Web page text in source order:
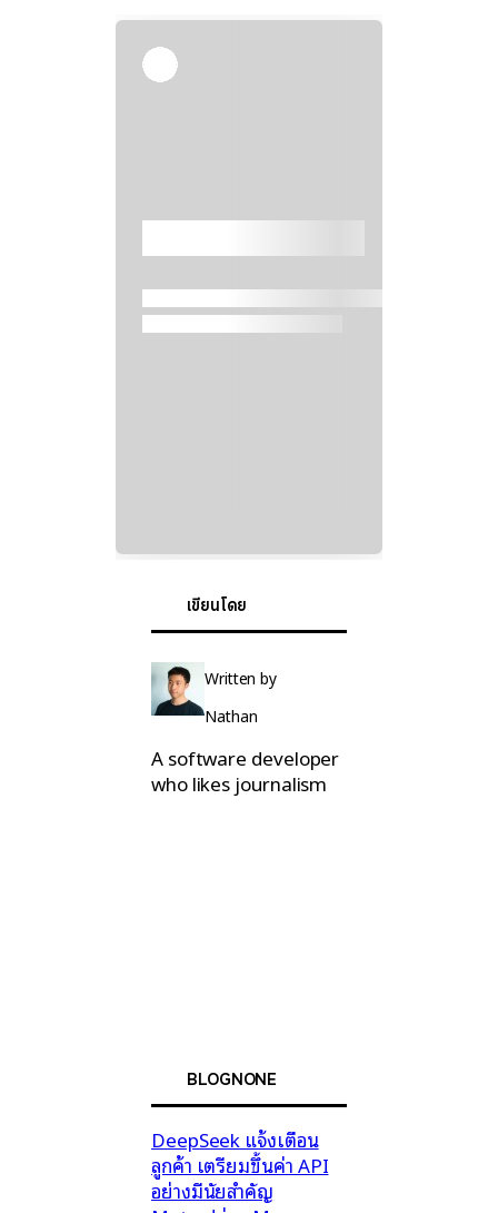
เขียนโดย
Written by
Nathan
A software developer
who likes journalism
BLOGNONE
DeepSeek แจ้งเตือน
ลูกค้า เตรียมขึ้นค่า API
อย่างมีนัยสำคัญ